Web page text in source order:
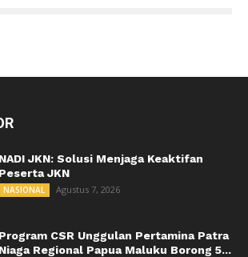
NADI JKN: Solusi Menjaga Keaktifan
Peserta JKN
NASIONAL Agustus 7, 2026
Program CSR Unggulan Pertamina Patra
Niaga Regional Papua Maluku Borong 5...